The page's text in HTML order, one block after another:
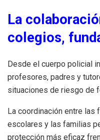
La
colegios,
Desde el cuerpo policial
profesores, padres y
situaciones de riesgo de
La coordinación entre las
escolares y las familias
protección más eficaz